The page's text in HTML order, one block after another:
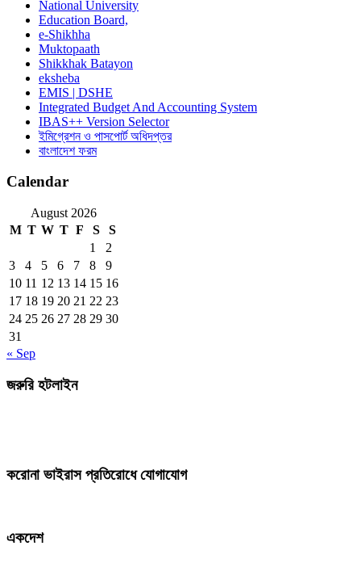
National University
Education Board,
e-Shikhha
Muktopaath
Shikkhak Batayon
eksheba
EMIS | DSHE
Integrated Budget And Accounting System
IBAS++ Version Selector
ইমিগ্রেশন ও পাসপোর্ট অধিদপ্তর
বাংলাদেশ ফরম
Calendar
August 2026
M T W T F S
S
1
2
3
4 5 6 7 8
9
10 11 12 13 14 15 16
17 18 19 20 21 22 23
24 25 26 27 28 29 30
31
« Sep
জরুরি হটলাইন
করোনা ভাইরাস প্রতিরোধে যোগাযোগ
একদেশ